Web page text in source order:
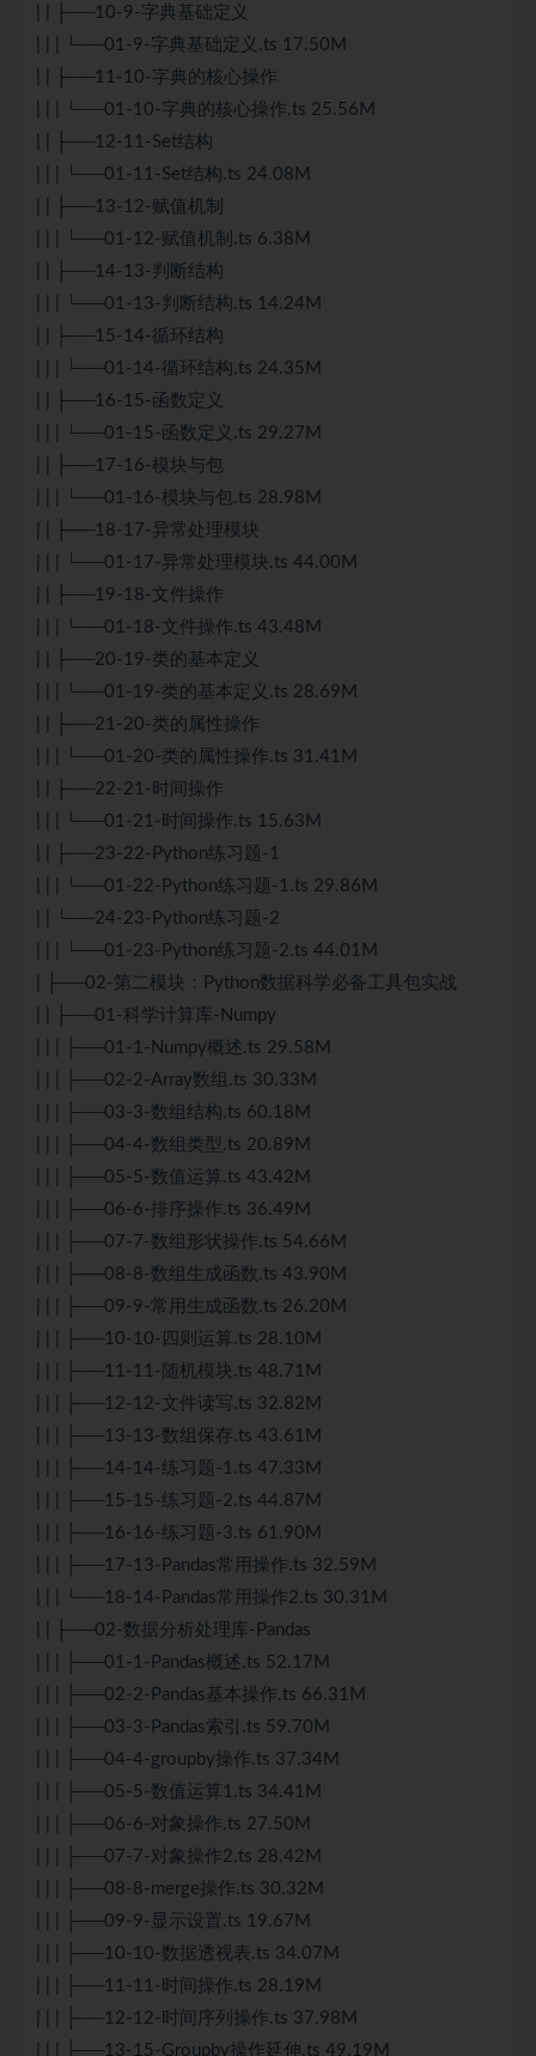
| | ├──10-9-字典基础定义
| | | └──01-9-字典基础定义.ts 17.50M
| | ├──11-10-字典的核心操作
| | | └──01-10-字典的核心操作.ts 25.56M
| | ├──12-11-Set结构
| | | └──01-11-Set结构.ts 24.08M
| | ├──13-12-赋值机制
| | | └──01-12-赋值机制.ts 6.38M
| | ├──14-13-判断结构
| | | └──01-13-判断结构.ts 14.24M
| | ├──15-14-循环结构
| | | └──01-14-循环结构.ts 24.35M
| | ├──16-15-函数定义
| | | └──01-15-函数定义.ts 29.27M
| | ├──17-16-模块与包
| | | └──01-16-模块与包.ts 28.98M
| | ├──18-17-异常处理模块
| | | └──01-17-异常处理模块.ts 44.00M
| | ├──19-18-文件操作
| | | └──01-18-文件操作.ts 43.48M
| | ├──20-19-类的基本定义
| | | └──01-19-类的基本定义.ts 28.69M
| | ├──21-20-类的属性操作
| | | └──01-20-类的属性操作.ts 31.41M
| | ├──22-21-时间操作
| | | └──01-21-时间操作.ts 15.63M
| | ├──23-22-Python练习题-1
| | | └──01-22-Python练习题-1.ts 29.86M
| | └──24-23-Python练习题-2
| | | └──01-23-Python练习题-2.ts 44.01M
| ├──02-第二模块：Python数据科学必备工具包实战
| | ├──01-科学计算库-Numpy
| | | ├──01-1-Numpy概述.ts 29.58M
| | | ├──02-2-Array数组.ts 30.33M
| | | ├──03-3-数组结构.ts 60.18M
| | | ├──04-4-数组类型.ts 20.89M
| | | ├──05-5-数值运算.ts 43.42M
| | | ├──06-6-排序操作.ts 36.49M
| | | ├──07-7-数组形状操作.ts 54.66M
| | | ├──08-8-数组生成函数.ts 43.90M
| | | ├──09-9-常用生成函数.ts 26.20M
| | | ├──10-10-四则运算.ts 28.10M
| | | ├──11-11-随机模块.ts 48.71M
| | | ├──12-12-文件读写.ts 32.82M
| | | ├──13-13-数组保存.ts 43.61M
| | | ├──14-14-练习题-1.ts 47.33M
| | | ├──15-15-练习题-2.ts 44.87M
| | | ├──16-16-练习题-3.ts 61.90M
| | | ├──17-13-Pandas常用操作.ts 32.59M
| | | └──18-14-Pandas常用操作2.ts 30.31M
| | ├──02-数据分析处理库-Pandas
| | | ├──01-1-Pandas概述.ts 52.17M
| | | ├──02-2-Pandas基本操作.ts 66.31M
| | | ├──03-3-Pandas索引.ts 59.70M
| | | ├──04-4-groupby操作.ts 37.34M
| | | ├──05-5-数值运算1.ts 34.41M
| | | ├──06-6-对象操作.ts 27.50M
| | | ├──07-7-对象操作2.ts 28.42M
| | | ├──08-8-merge操作.ts 30.32M
| | | ├──09-9-显示设置.ts 19.67M
| | | ├──10-10-数据透视表.ts 34.07M
| | | ├──11-11-时间操作.ts 28.19M
| | | ├──12-12-时间序列操作.ts 37.98M
| | | ├──13-15-Groupby操作延伸.ts 49.19M